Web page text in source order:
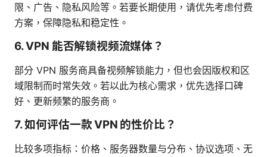
限、广告、隐私风险等。若要长期使用，请优先考虑付费
方案，保障隐私和稳定性。
6. VPN 能否解锁视频流媒体？
部分 VPN 服务商具备视频解锁能力，但也会因版权和区
域限制而时常失效。若以此为核心需求，优先选择口碑
好、更新频繁的服务商。
7. 如何评估一款 VPN 的性价比？
比较多项指标：价格、服务器数量与分布、协议选项、无